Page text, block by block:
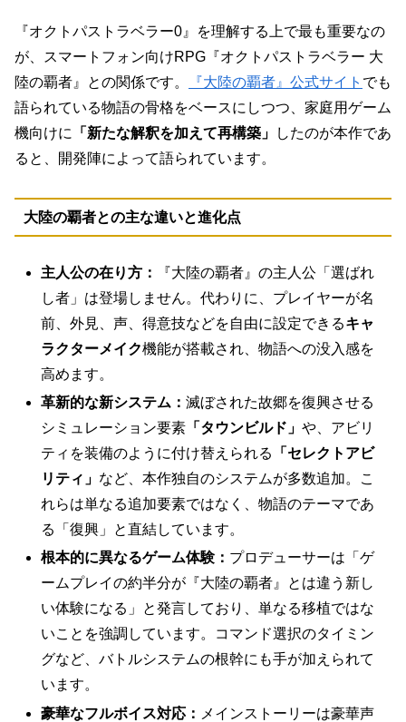
『オクトパストラベラー0』を理解する上で最も重要なの
が、スマートフォン向けRPG『オクトパストラベラー 大
陸の覇者』との関係です。
『大陸の覇者』公式サイト でも
語られている物語の骨格をベースにしつつ、家庭用ゲーム
機向けに
「新たな解釈を加えて再構築」
したのが本作であ
ると、開発陣によって語られています。
大陸の覇者との主な違いと進化点
主人公の在り方：
『大陸の覇者』の主人公「選ばれ
し者」は登場しません。代わりに、プレイヤーが名
前、外見、声、得意技などを自由に設定できるキャ
ラクターメイク機能が搭載され、物語への没入感を
高めます。
革新的な新システム：滅ぼされた故郷を復興させる
シミュレーション要素 「タウンビルド」や、アビリ
ティを装備のように付け替えられる
「セレクトアビ
リティ」 など、本作独自のシステムが多数追加。こ
れらは単なる追加要素ではなく、物語のテーマであ
る「復興」と直結しています。
根本的に異なるゲーム体験： プロデューサーは「ゲ
ームプレイの約半分が『大陸の覇者』とは違う新し
い体験になる」と発言しており、単なる移植ではな
いことを強調しています。コマンド選択のタイミン
グなど、バトルシステムの根幹にも手が加えられて
います。
豪華なフルボイス対応： メインストーリーは豪華声